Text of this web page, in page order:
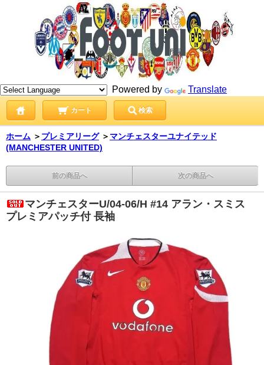
Powered by Translate
カート 検索
ホーム ＞ プレミアリーグ ＞ マンチェスターユナイテッド
(MANCHESTER UNITED)
前の商品へ 次の商品へ
マンチェスターU/04-06/H #14 アラン・スミス
プレミアパッチ付 長袖